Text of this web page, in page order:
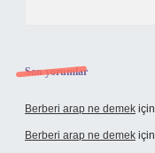
Son yorumlar
Berberi arap ne demek için
Berberi arap ne demek için